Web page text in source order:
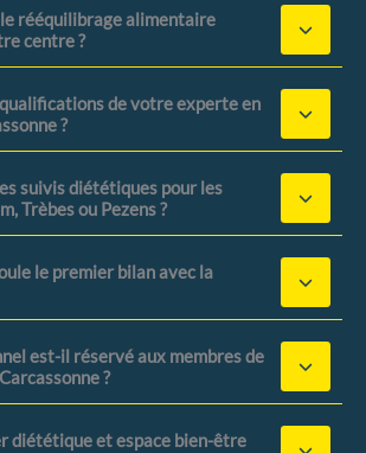
rééquilibrage alimentaire
centre ?
de votre experte en
?
suivis diététiques pour les
Trèbes ou Pezens ?
le premier bilan avec la
est-il réservé aux membres de
?
diététique et espace bien-être